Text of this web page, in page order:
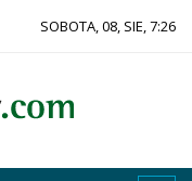
SOBOTA, 08, SIE, 7:26